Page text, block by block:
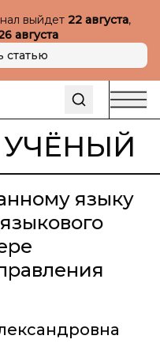
выйдет 22 августа,
августа
статью
языку